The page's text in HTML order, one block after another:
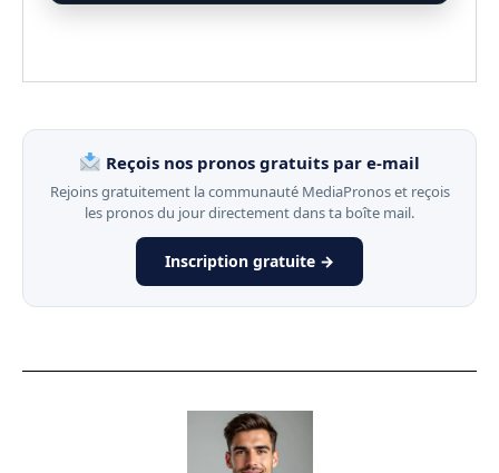
Reçois nos pronos gratuits par e-mail
Rejoins gratuitement la communauté MediaPronos et reçois
les pronos du jour directement dans ta boîte mail.
Inscription gratuite →